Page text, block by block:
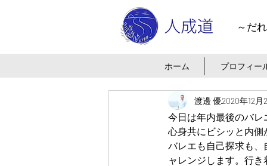
～だ
ホーム プロフィー
渡邊 優2020年12月
今日は年内最後のバ
心身共にビシッと内
バレエも自己探求も
ャレンジします。行